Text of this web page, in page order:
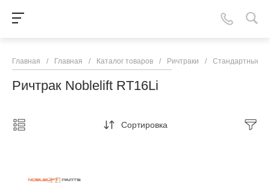
Главная / Главная / Каталог товаров / Ричтраки / Стандартные
Ричтрак Noblelift RT16Li
Сортировка